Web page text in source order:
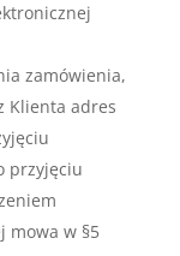
zamówienia,
Klienta adres
przyjęciu
mowa w §5